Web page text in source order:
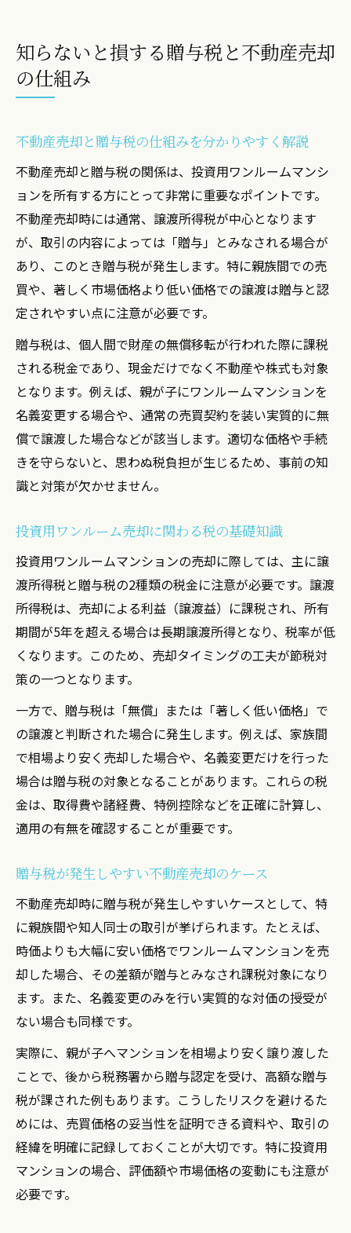
知らないと損する贈与税と不動産売却
の仕組み
不動産売却と贈与税の仕組みを分かりやすく解説
不動産売却と贈与税の関係は、投資用ワンルームマンシ
ョンを所有する方にとって非常に重要なポイントです。
不動産売却時には通常、譲渡所得税が中心となります
が、取引の内容によっては「贈与」とみなされる場合が
あり、このとき贈与税が発生します。特に親族間での売
買や、著しく市場価格より低い価格での譲渡は贈与と認
定されやすい点に注意が必要です。
贈与税は、個人間で財産の無償移転が行われた際に課税
される税金であり、現金だけでなく不動産や株式も対象
となります。例えば、親が子にワンルームマンションを
名義変更する場合や、通常の売買契約を装い実質的に無
償で譲渡した場合などが該当します。適切な価格や手続
きを守らないと、思わぬ税負担が生じるため、事前の知
識と対策が欠かせません。
投資用ワンルーム売却に関わる税の基礎知識
投資用ワンルームマンションの売却に際しては、主に譲
渡所得税と贈与税の2種類の税金に注意が必要です。譲渡
所得税は、売却による利益（譲渡益）に課税され、所有
期間が5年を超える場合は長期譲渡所得となり、税率が低
くなります。このため、売却タイミングの工夫が節税対
策の一つとなります。
一方で、贈与税は「無償」または「著しく低い価格」で
の譲渡と判断された場合に発生します。例えば、家族間
で相場より安く売却した場合や、名義変更だけを行った
場合は贈与税の対象となることがあります。これらの税
金は、取得費や諸経費、特例控除などを正確に計算し、
適用の有無を確認することが重要です。
贈与税が発生しやすい不動産売却のケース
不動産売却時に贈与税が発生しやすいケースとして、特
に親族間や知人同士の取引が挙げられます。たとえば、
時価よりも大幅に安い価格でワンルームマンションを売
却した場合、その差額が贈与とみなされ課税対象になり
ます。また、名義変更のみを行い実質的な対価の授受が
ない場合も同様です。
実際に、親が子へマンションを相場より安く譲り渡した
ことで、後から税務署から贈与認定を受け、高額な贈与
税が課された例もあります。こうしたリスクを避けるた
めには、売買価格の妥当性を証明できる資料や、取引の
経緯を明確に記録しておくことが大切です。特に投資用
マンションの場合、評価額や市場価格の変動にも注意が
必要です。